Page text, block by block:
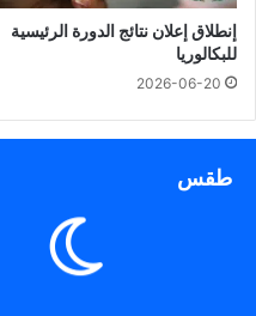
إنطلاق إعلان نتائج الدورة الرئيسية
للبكالوريا
2026-06-20
طقس